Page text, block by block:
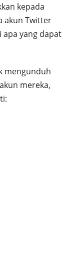
kepada
akun Twitter
yang dapat
mengunduh
mereka,